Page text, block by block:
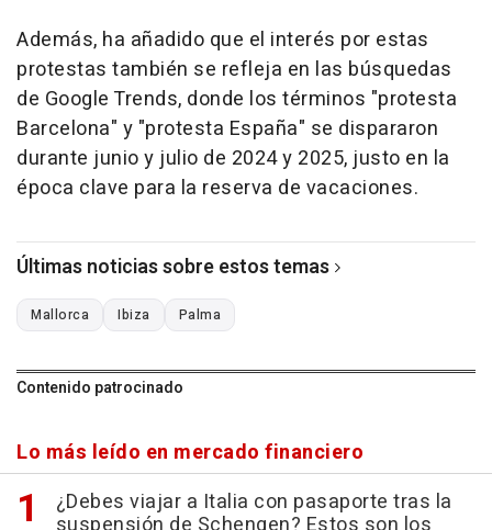
Además, ha añadido que el interés por estas
protestas también se refleja en las búsquedas
de Google Trends, donde los términos "protesta
Barcelona" y "protesta España" se dispararon
durante junio y julio de 2024 y 2025, justo en la
época clave para la reserva de vacaciones.
Últimas noticias sobre estos temas
Mallorca Ibiza Palma
Contenido patrocinado
Lo más leído en mercado financiero
¿Debes viajar a Italia con pasaporte tras la